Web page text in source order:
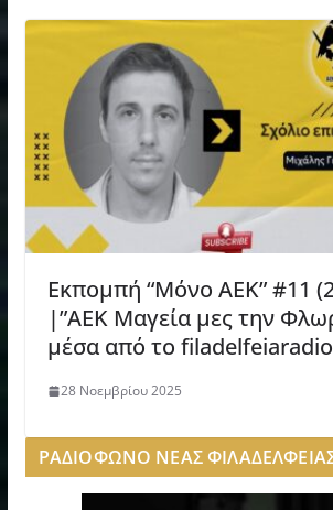
Εκπομπή “Μόνο ΑΕΚ” #11
|”ΑΕΚ Μαγεία μες την
μέσα από το filadelfeiaradio
28 Νοεμβρίου 2025
ΡΑΔΙΟΦΩΝΟ ΝΕΑΣ